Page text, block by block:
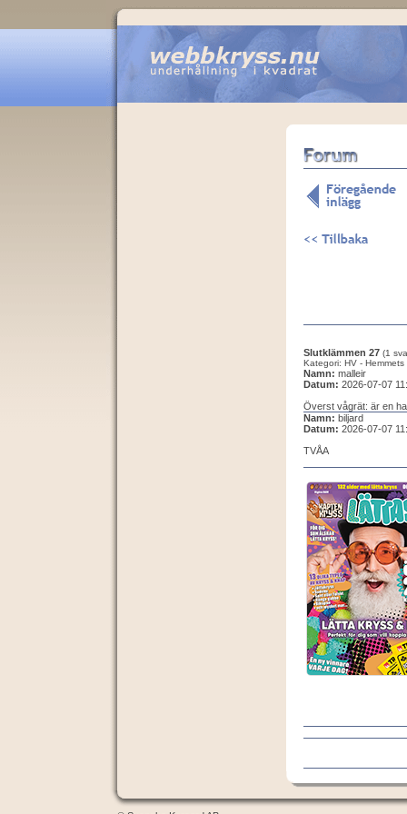
Slutklämmen 27 (1
Kategori: HV - Hemmets
Namn: malleir
Datum: 2026-07-07
Överst vågrät: är en
Namn: biljard
Datum: 2026-07-07
TVÅA